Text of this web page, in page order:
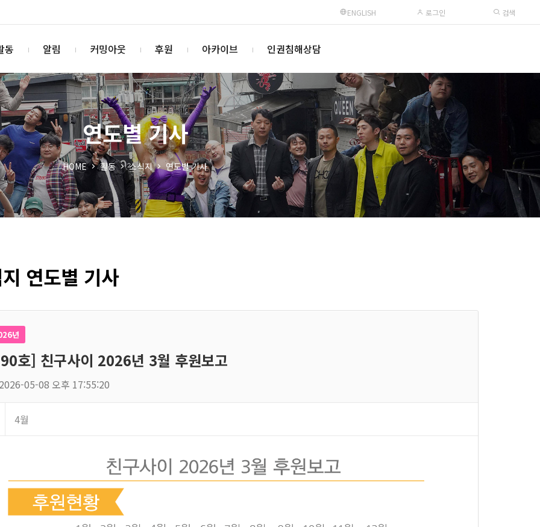
ENGLISH 로그인 검색
동 알림 커밍아웃 후원 아카이브 인권침해상담
연도별 기사
HOME 활동 소식지 연도별 기사
연도별 기사
년
호] 친구사이 2026년 3월 후원보고
05-08 오후 17:55:20
4월